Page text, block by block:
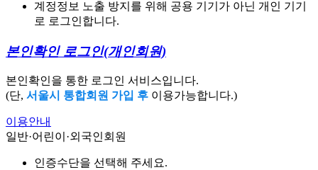
계정정보 노출 방지를 위해 공용 기기가 아닌 개인 기기
로 로그인합니다.
본인확인 로그인(개인회원)
본인확인을 통한 로그인 서비스입니다.
(단, 서울시 통합회원 가입 후 이용가능합니다.)
이용안내
일반·어린이·외국인회원
인증수단을 선택해 주세요.